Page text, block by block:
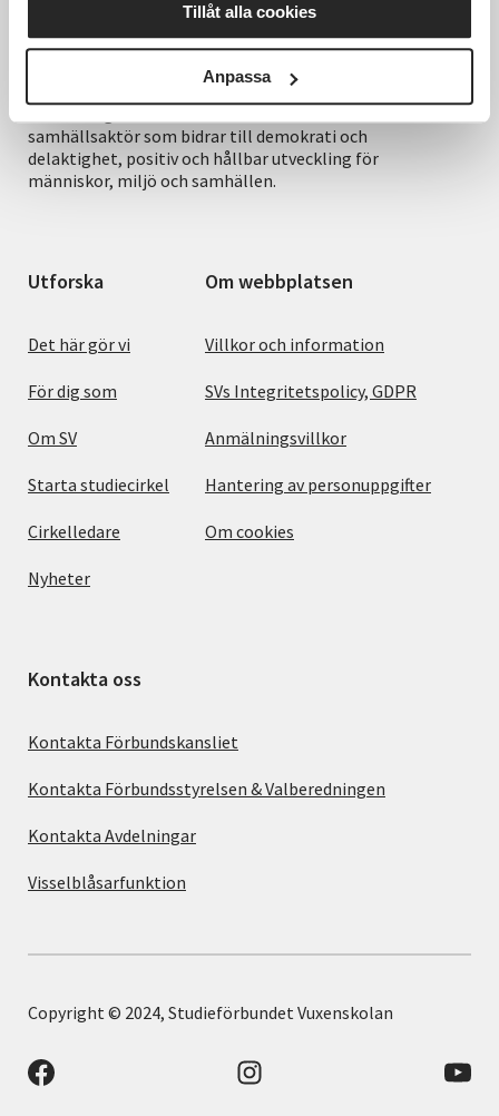
Tillåt alla cookies
Anpassa
Hela Sveriges studieförbund - Vi är en central
samhällsaktör som bidrar till demokrati och
delaktighet, positiv och hållbar utveckling för
människor, miljö och samhällen.
Utforska
Det här gör vi
För dig som
Om SV
Starta studiecirkel
Cirkelledare
Nyheter
Om webbplatsen
Villkor och information
SVs Integritetspolicy, GDPR
Anmälningsvillkor
Hantering av personuppgifter
Om cookies
Kontakta oss
Kontakta Förbundskansliet
Kontakta Förbundsstyrelsen & Valberedningen
Kontakta Avdelningar
Visselblåsarfunktion
Copyright © 2024, Studieförbundet Vuxenskolan